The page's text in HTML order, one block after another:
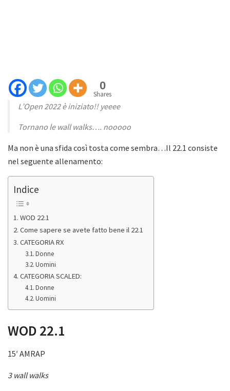
0
Shares
L’Open 2022 è iniziato!! yeeee
Tornano le wall walks…. nooooo
Ma non è una sfida così tosta come sembra…Il 22.1 consiste
nel seguente allenamento:
Indice
WOD 22.1
Come sapere se avete fatto bene il 22.1
CATEGORIA RX
Donne
Uomini
CATEGORIA SCALED:
Donne
Uomini
WOD 22.1
15′ AMRAP
3 wall walks